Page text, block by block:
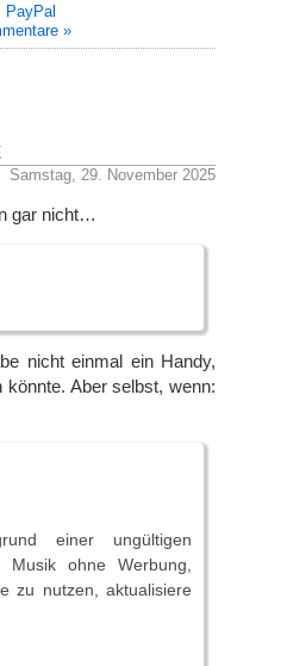
PayPal
»
Samstag, 29. November 2025
gar nicht…
nicht einmal ein Handy,
Aber selbst, wenn:
einer ungültigen
Musik ohne Werbung,
zu nutzen, aktualisiere